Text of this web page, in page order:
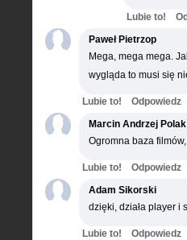
Lubie to!
Paweł Pietrzop
Mega, mega mega.
wygląda to musi się
Lubie to! Odpowiedz
Marcin Andrzej Polak
Ogromna baza
Lubie to! Odpowiedz
Adam Sikorski
dzięki, działa player i
Lubie to! Odpowiedz